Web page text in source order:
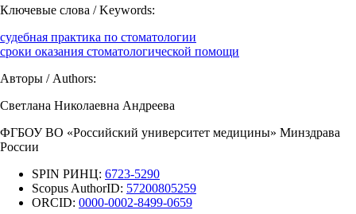
Ключевые слова / Keywords:
судебная практика по стоматологии
сроки оказания стоматологической помощи
Авторы / Authors:
Светлана Николаевна Андреева
ФГБОУ ВО «Российский университет медицины» Минздрава
России
SPIN РИНЦ: 6723-5290
Scopus AuthorID: 57200805259
ORCID: 0000-0002-8499-0659